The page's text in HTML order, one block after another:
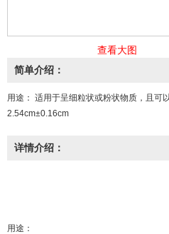
查看大图
简单介绍：
用途： 适用于呈细粒状或粉状物质，且可
2.54cm±0.16cm
详情介绍：
用途：